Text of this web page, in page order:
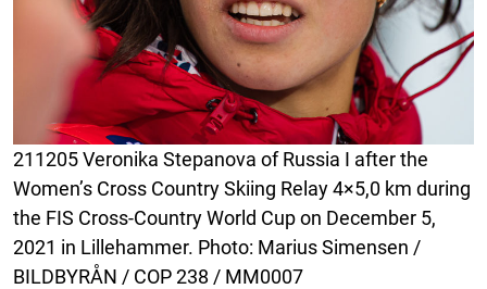
211205 Veronika Stepanova of Russia I after the
Women’s Cross Country Skiing Relay 4×5,0 km during
the FIS Cross-Country World Cup on December 5,
2021 in Lillehammer. Photo: Marius Simensen /
BILDBYRÅN / COP 238 / MM0007